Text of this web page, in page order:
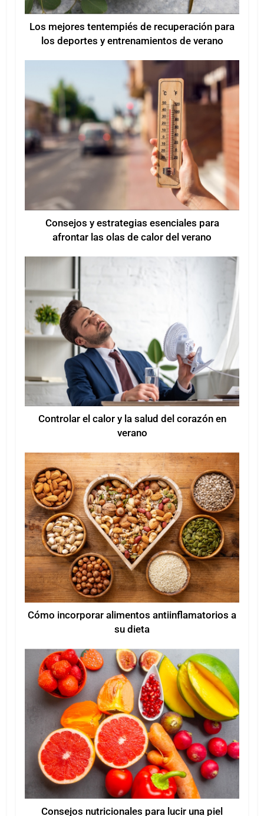
Los mejores tentempiés de recuperación para
los deportes y entrenamientos de verano
Consejos y estrategias esenciales para
afrontar las olas de calor del verano
Controlar el calor y la salud del corazón en
verano
Cómo incorporar alimentos antiinflamatorios a
su dieta
Consejos nutricionales para lucir una piel